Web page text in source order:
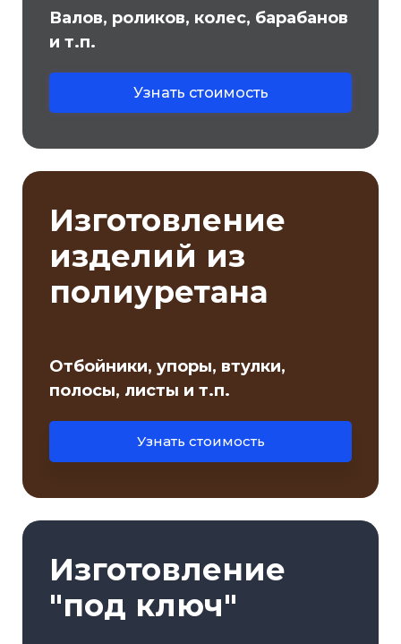
Валов, роликов, колес, барабанов
и т.п.
Узнать стоимость
Изготовление
изделий из
полиуретана
Отбойники, упоры, втулки,
полосы, листы и т.п.
Узнать стоимость
Изготовление
"под ключ"